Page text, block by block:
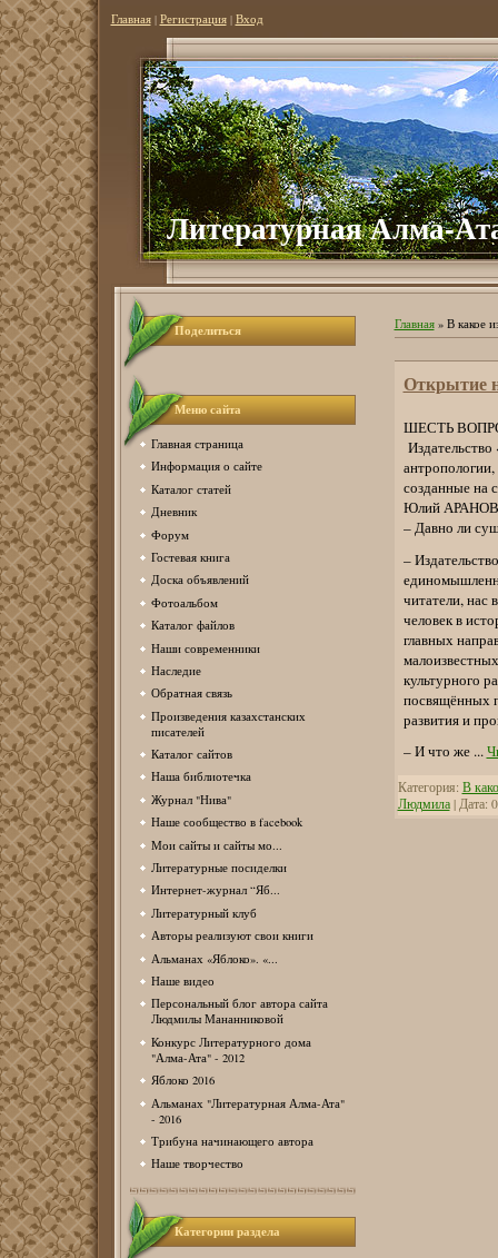
Главная| Регистрация| Вход
Литературная Алма-
Поделиться
Меню сайта
Главная страница
Информация о сайте
Каталог статей
Дневник
Форум
Гостевая книга
Доска объявлений
Фотоальбом
Каталог файлов
Наши современники
Наследие
Обратная связь
Произведения казахстанских
писателей
Каталог сайтов
Наша библиотечка
Журнал "Нива"
Наше сообщество в facebook
Мои сайты и сайты мо...
Литературные посиделки
Интернет-журнал “Яб...
Литературный клуб
Авторы реализуют свои книги
Альманах «Яблоко». «...
Наше видео
Персональный блог автора сайта
Людмилы Мананниковой
Конкурс Литературного дома
"Алма-Ата" - 2012
Яблоко 2016
Альманах "Литературная Алма-Ата"
- 2016
Трибуна начинающего автора
Наше творчество
Категории раздела
Главная» В какое
Открытие
ШЕСТЬ
созданные на
Юлий
– Давно ли
–
читатели, нас
человек в
главных
культурного
посвящённых
развития и
– И что же ...
Категория: В
Людмила| Дата: